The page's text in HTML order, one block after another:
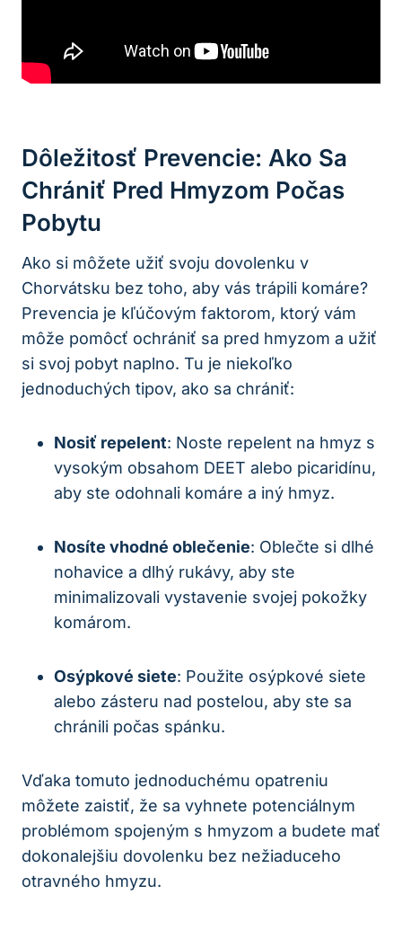
Dôležitosť Prevencie: Ako Sa
Chrániť Pred Hmyzom Počas
Pobytu
Ako si môžete užiť svoju dovolenku v
Chorvátsku bez toho, aby vás trápili komáre?
Prevencia je kľúčovým faktorom, ktorý vám
môže pomôcť ochrániť sa pred hmyzom a užiť
si svoj pobyt naplno. Tu je niekoľko
jednoduchých tipov, ako sa chrániť:
Nosiť repelent: Noste repelent na hmyz s
vysokým obsahom DEET alebo picaridínu,
aby ste odohnali komáre a iný hmyz.
Nosíte vhodné oblečenie: Oblečte si dlhé
nohavice a dlhý rukávy, aby ste
minimalizovali vystavenie svojej pokožky
komárom.
Osýpkové siete: Použite osýpkové siete
alebo zásteru nad postelou, aby ste sa
chránili počas spánku.
Vďaka tomuto jednoduchému opatreniu
môžete zaistiť, že sa vyhnete potenciálnym
problémom spojeným s hmyzom a budete mať
dokonalejšiu dovolenku bez nežiaduceho
otravného hmyzu.